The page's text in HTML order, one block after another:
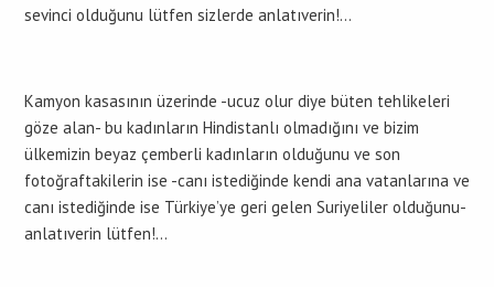
sevinci olduğunu lütfen sizlerde anlatıverin!…
Kamyon kasasının üzerinde -ucuz olur diye büten tehlikeleri
göze alan- bu kadınların Hindistanlı olmadığını ve bizim
ülkemizin beyaz çemberli kadınların olduğunu ve son
fotoğraftakilerin ise -canı istediğinde kendi ana vatanlarına ve
canı istediğinde ise Türkiye’ye geri gelen Suriyeliler olduğunu-
anlatıverin lütfen!…